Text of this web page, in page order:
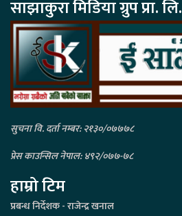
साझाकुरा मिडिया ग्रुप प्रा. लि.
सुचना वि. दर्ता नम्बर: २१३०/०७७७८
प्रेस काउन्सिल नेपाल: ४९२/०७७-७८
हाम्रो टिम
प्रबन्ध निर्देशक - राजेन्द्र खनाल